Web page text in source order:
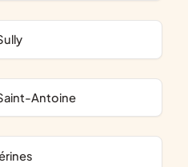
Sully
Antoine